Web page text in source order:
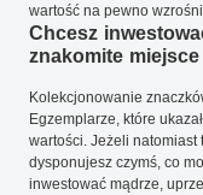
wartość na pewno
Chcesz
znakomite miejsce
Kolekcjonowanie
Egzemplarze, które
wartości. Jeżeli natomiast
dysponujesz czymś, co
inwestować mądrze,